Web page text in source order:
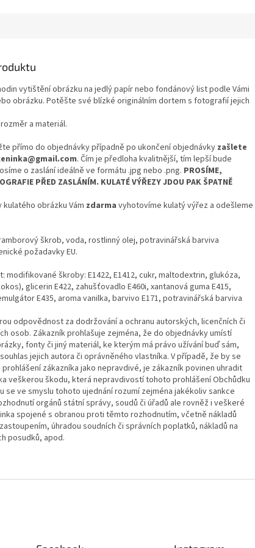
vytištění obrázku na jedlý papír nebo fondánový list podle Vámi
obrázku. Potěšte své blízké originálním dortem s fotografií jejich
a materiál.
přímo do objednávky případně po ukončení objednávky zašlete
. Čím je předloha kvalitnější, tím lepší bude
o zaslání ideálně ve formátu .jpg nebo .png. PROSÍME,
PŘED ZASLÁNÍM. KULATÉ VÝŘEZY JDOU PAK ŠPATNĚ
obrázku Vám zdarma vyhotovíme kulatý výřez a odešleme
škrob, voda, rostlinný olej, potravinářská barviva
požadavky EU.
modifikované škroby: E1422, E1412, cukr, maltodextrin, glukóza,
glicerin E422, zahušťovadlo E460i, xantanová guma E415,
E435, aroma vanilka, barvivo E171, potravinářská barviva
odpovědnost za dodržování a ochranu autorských, licenčních či
osob. Zákazník prohlašuje zejména, že do objednávky umístí
fonty či jiný materiál, ke kterým má právo užívání buď sám,
jejich autora či oprávněného vlastníka. V případě, že by se
zákazníka jako nepravdivé, je zákazník povinen uhradit
veškerou škodu, která nepravdivostí tohoto prohlášení Obchůdku
se ve smyslu tohoto ujednání rozumí zejména jakékoliv sankce
orgánů státní správy, soudů či úřadů ale rovněž i veškeré
spojené s obranou proti těmto rozhodnutím, včetně nákladů
úhradou soudních či správních poplatků, nákladů na
posudků, apod.